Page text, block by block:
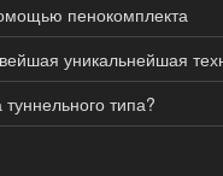
пенокомплекта
уникальнейшая
типа?